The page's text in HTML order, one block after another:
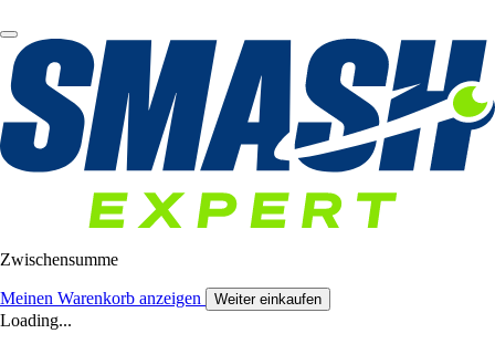
Zwischensumme
Meinen Warenkorb anzeigen Weiter einkaufen
Loading...